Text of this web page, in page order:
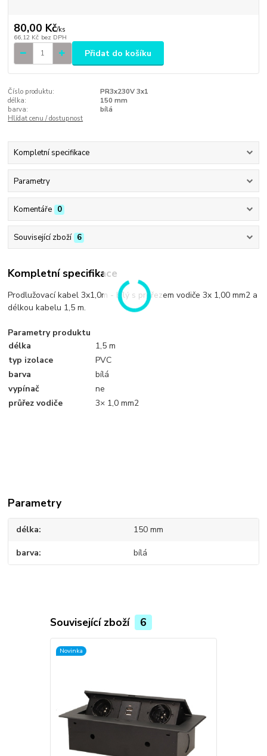
80,00 Kč/ks
66,12 Kč bez DPH
Přidat do košíku
Číslo produktu:
PR3x230V 3x1
délka:
150 mm
barva:
bílá
Hlídat cenu / dostupnost
Kompletní specifikace
Parametry
Komentáře 0
Související zboží 6
Kompletní specifikace
Prodlužovací kabel 3x1,0m - bílý s průřezem vodiče 3x 1,00 mm2 a
délkou kabelu 1,5 m.
Parametry produktu
délka
1,5 m
typ izolace
PVC
barva
bílá
vypínač
ne
průřez vodiče
3× 1,0 mm2
Parametry
délka 150 mm
barva bílá
Související zboží 6
Novinka